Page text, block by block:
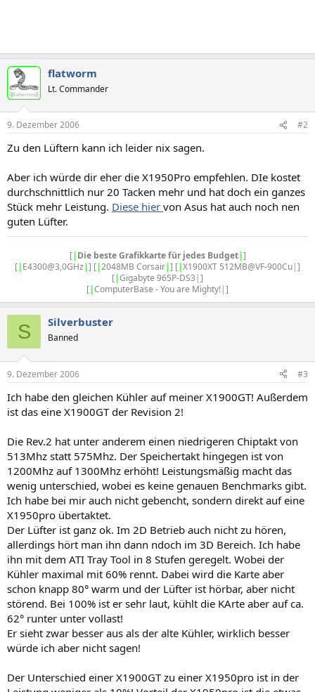
flatworm
Lt. Commander
9. Dezember 2006 #2
Zu den Lüftern kann ich leider nix sagen.
Aber ich würde dir eher die X1950Pro empfehlen. DIe kostet
durchschnittlich nur 20 Tacken mehr und hat doch ein ganzes
Stück mehr Leistung. Diese hier von Asus hat auch noch nen
guten Lüfter.
[| Die beste Grafikkarte für jedes Budget|]
[| E4300@3,0GHz|] [|2048MB Corsair|] [|X1900XT 512MB@VF-900Cu|]
[|Gigabyte 965P-DS3|]
[|ComputerBase - You are Mighty!|]
S Silverbuster
Banned
9. Dezember 2006 #3
Ich habe den gleichen Kühler auf meiner X1900GT! Außerdem
ist das eine X1900GT der Revision 2!
Die Rev.2 hat unter anderem einen niedrigeren Chiptakt von
513Mhz statt 575Mhz. Der Speichertakt hingegen ist von
1200Mhz auf 1300Mhz erhöht! Leistungsmäßig macht das
wenig unterschied, wobei es keine genauen Benchmarks gibt.
Ich habe bei mir auch nicht gebencht, sondern direkt auf eine
X1950pro übertaktet.
Der Lüfter ist ganz ok. Im 2D Betrieb auch nicht zu hören,
allerdings hört man ihn dann ndoch im 3D Bereich. Ich habe
ihn mit dem ATI Tray Tool in 8 Stufen geregelt. Wobei der
Kühler maximal mit 60% rennt. Dabei wird die Karte aber
schon knapp 80° warm und der Lüfter ist hörbar, aber nicht
störend. Bei 100% ist er sehr laut, kühlt die KArte aber auf ca.
62° runter unter vollast!
Er sieht zwar besser aus als der alte Kühler, wirklich besser
würde ich aber nicht sagen!
Der Unterschied einer X1900GT zu einer X1950pro ist in der